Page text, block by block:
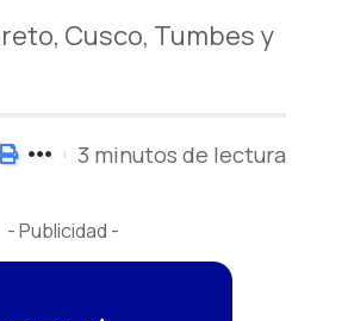
Cusco, Tumbes y
3 minutos de lectura
- Publicidad -